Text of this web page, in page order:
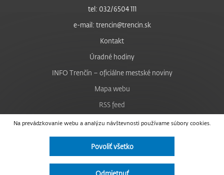
Na prevádzkovanie webu a analýzu návštevnosti používame súbory cookies.
Povoliť všetko
Odmietnuť
tel: 032/6504 111
e-mail: trencin@trencin.sk
Kontakt
Úradné hodiny
INFO Trenčín – oficiálne mestské noviny
Mapa webu
RSS feed
Nastavenie cookies
Facebook
Instagram